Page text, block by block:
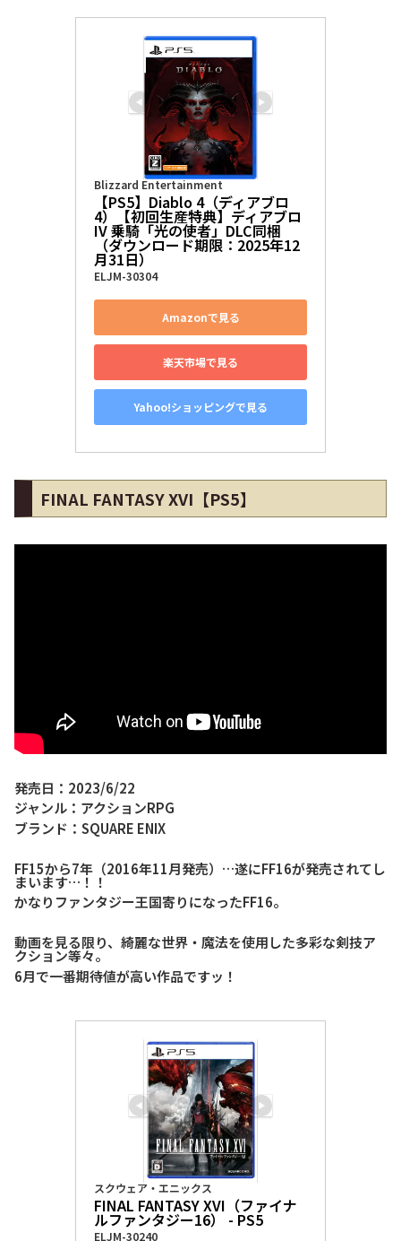
Blizzard Entertainment
【PS5】Diablo 4（ディアブロ
4）【初回生産特典】ディアブロ
IV 乗騎「光の使者」DLC同梱
（ダウンロード期限：2025年12
月31日）
ELJM-30304
Amazonで見る
楽天市場で見る
Yahoo!ショッピングで見る
FINAL FANTASY XVI【PS5】
発売日：2023/6/22
ジャンル：アクションRPG
ブランド：SQUARE ENIX
FF15から7年（2016年11月発売）…遂にFF16が発売されてし
まいます…！！
かなりファンタジー王国寄りになったFF16。
動画を見る限り、綺麗な世界・魔法を使用した多彩な剣技ア
クション等々。
6月で一番期待値が高い作品ですッ！
スクウェア・エニックス
FINAL FANTASY XVI（ファイナ
ルファンタジー16） - PS5
ELJM-30240